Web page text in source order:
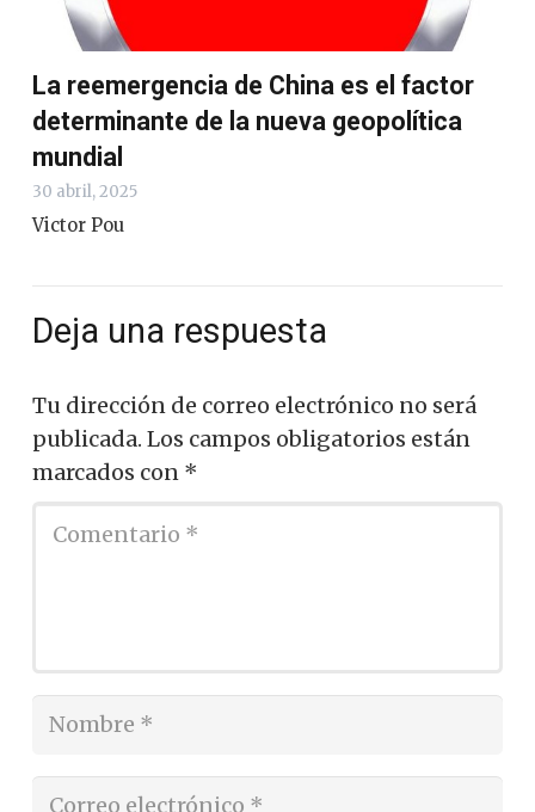
La reemergencia de China es el factor
determinante de la nueva geopolítica
mundial
30 abril, 2025
Victor Pou
Deja una respuesta
Tu dirección de correo electrónico no será
publicada. Los campos obligatorios están
marcados con *